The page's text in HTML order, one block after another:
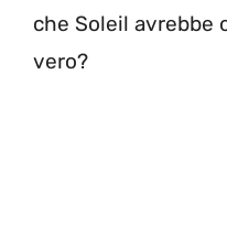
che Soleil avrebbe
vero?